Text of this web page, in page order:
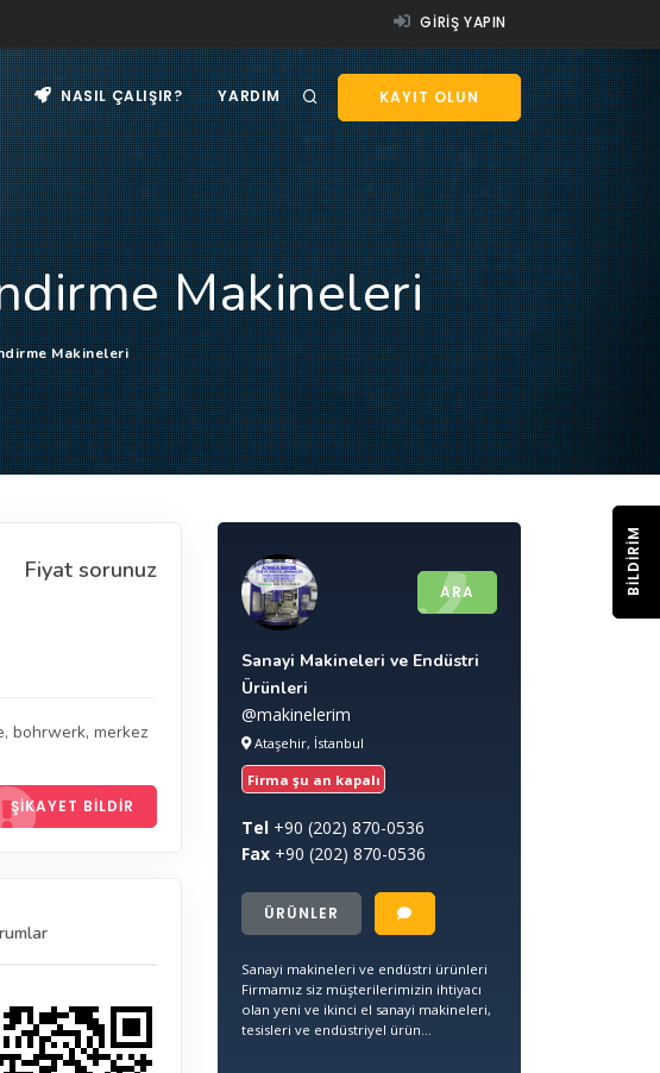
GIRIŞ YAPIN
KAYIT OLUN
NASIL ÇALIŞIR? YARDIM
Makineleri
Makineleri
Fiyat sorunuz
, bohrwerk, merkez
ŞIKAYET BILDIR
ARA
Sanayi Makineleri ve Endüstri
Ürünleri
@makinelerim
Ataşehir, İstanbul
Firma şu an kapalı
Tel +90 (202) 870-0536
Fax +90 (202) 870-0536
ÜRÜNLER
Sanayi makineleri ve endüstri ürünleri
Firmamız siz müşterilerimizin ihtiyacı
olan yeni ve ikinci el sanayi makineleri,
tesisleri ve endüstriyel ürün...
BILDIRIM